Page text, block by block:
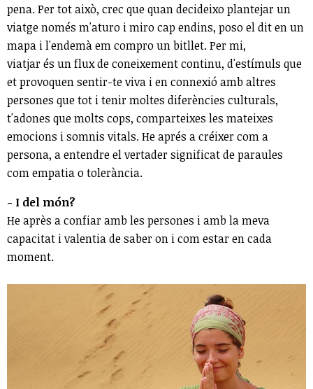
pena. Per tot això, crec que quan decideixo plantejar un
viatge només m'aturo i miro cap endins, poso el dit en un
mapa i l'endemà em compro un bitllet. Per mi,
viatjar és un flux de coneixement continu, d'estímuls que
et provoquen sentir-te viva i en connexió amb altres
persones que tot i tenir moltes diferències culturals,
t'adones que molts cops, comparteixes les mateixes
emocions i somnis vitals. He aprés a créixer com a
persona, a entendre el vertader significat de paraules
com empatia o tolerància.
- I del món?
He après a confiar amb les persones i amb la meva
capacitat i valentia de saber on i com estar en cada
moment.